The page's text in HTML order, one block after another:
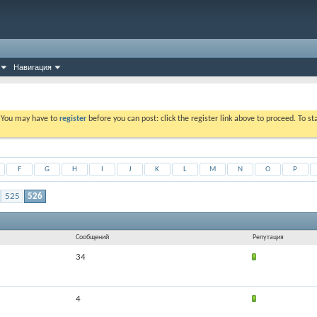
Навигация
may have to register before you can post: click the register link above to proceed. To
F G H J K L M N O P
525 526
Сообщений Репутация
34
4